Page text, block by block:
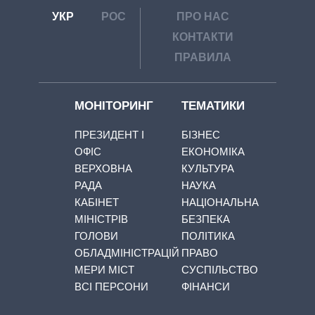
УКР РОС
ПРО НАС
КОНТАКТИ
ПРАВИЛА
МОНІТОРИНГ
ПРЕЗИДЕНТ І
ОФІС
ВЕРХОВНА
РАДА
КАБІНЕТ
МІНІСТРІВ
ГОЛОВИ
ОБЛАДМІНІСТРАЦІЙ
МЕРИ МІСТ
ВСІ ПЕРСОНИ
ТЕМАТИКИ
БІЗНЕС
ЕКОНОМІКА
КУЛЬТУРА
НАУКА
НАЦІОНАЛЬНА
БЕЗПЕКА
ПОЛІТИКА
ПРАВО
СУСПІЛЬСТВО
ФІНАНСИ